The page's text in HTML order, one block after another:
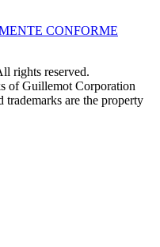
CONFORME
rights reserved.
of Guillemot Corporation
trademarks are the property